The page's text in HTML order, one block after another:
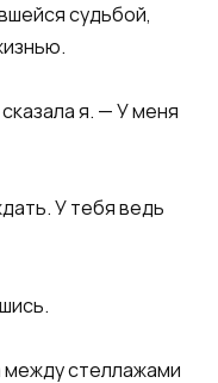
судьбой,
я. — У меня
У тебя ведь
между стеллажами